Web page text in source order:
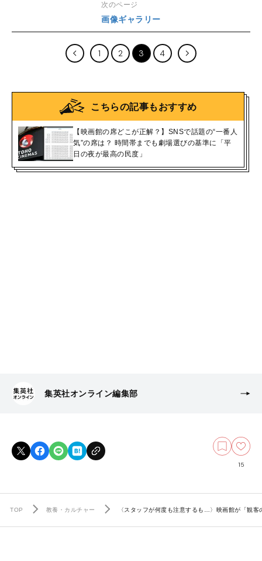
次のページ
画像ギャラリー
1 2 3 4
こちらの記事もおすすめ
【映画館の席どこが正解？】SNSで話題の“一番人
気”の席は？ 時間帯までも劇場選びの基準に「平
日の夜が最高の民度」
集英社オンライン編集部
15
TOP 教養・カルチャー 〈スタッフが何度も注意するも…〉映画館が「観